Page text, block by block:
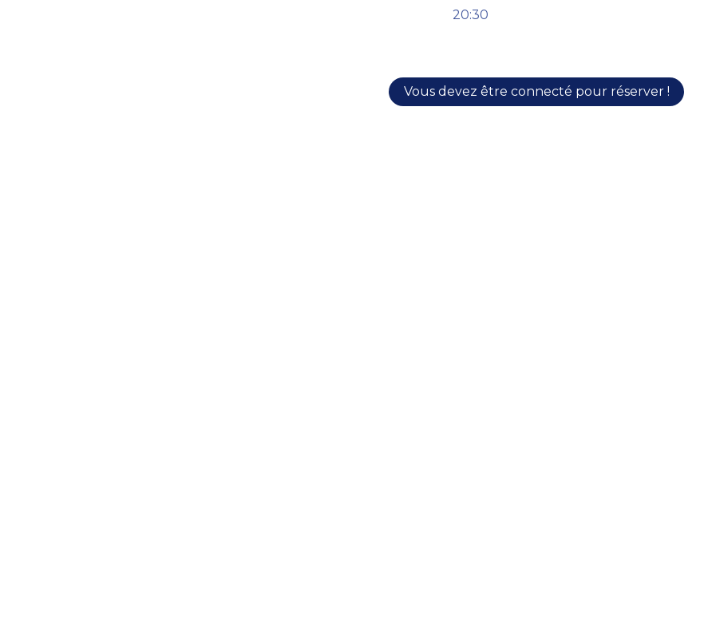
20:30
Vous devez être connecté pour réserver !